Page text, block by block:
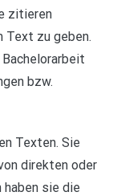
zitieren
Text zu geben.
bzw.
Texten. Sie
direkten oder
haben sie die